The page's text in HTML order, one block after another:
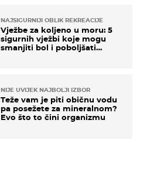
NAJSIGURNIJI OBLIK REKREACIJE
Vježbe za koljeno u moru: 5
sigurnih vježbi koje mogu
smanjiti bol i poboljšati
NIJE UVIJEK NAJBOLJI IZBOR
Teže vam je piti običnu vodu
pa posežete za mineralnom?
Evo što to čini organizmu